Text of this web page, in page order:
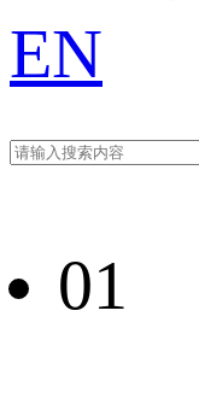
EN
01